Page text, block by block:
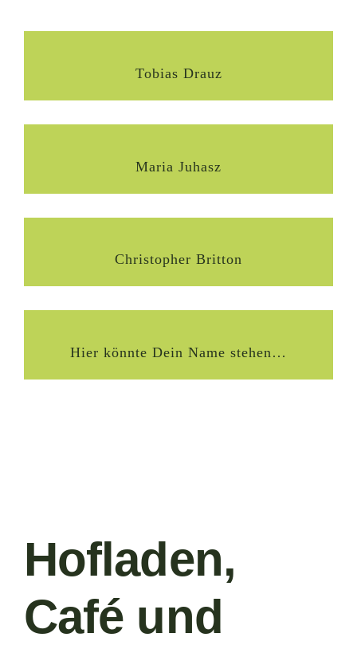
Tobias Drauz
Maria Juhasz
Christopher Britton
Hier könnte Dein Name stehen…
Hofladen,
Café und